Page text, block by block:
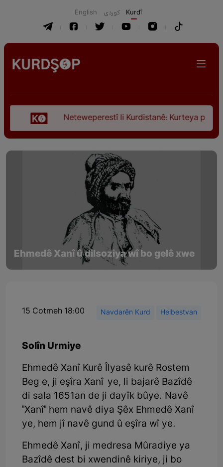
English كوردی Kurdî
Neteweperestî li Kurdistanê: Kurteya pêşveçûna
Ehmedê Xanî û dilsoziya wî bo gelê xwe
15 Cotmeh 18:00 Navdarên Kurd Helbestvan
Solîn Urmiye
Ehmedê Xanî Kurê Îlyasê kurê Rostem
Beg e, ji eşîra Xanî ye, li bajarê Bazîdê
di sala 1651an de ji dayîk bûye. Navê
"Xanî" hem navê diya Şêx Ehmedê Xanî
ye, hem jî navê gund û eşîra wî ye.
Ehmedê Xanî, ji medresa Mûradiye ya
Bazîdê dest bi xwendinê kiriye, ji bo